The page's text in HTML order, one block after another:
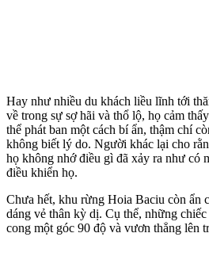
Hay như nhiều du khách liều lĩnh tới
về trong sự sợ hãi và thổ lộ, họ cảm
th‌ể phát ban một cách bí ẩn, thậm chí
không biết lý do. Người khác lại cho
họ không nhớ điều gì đã xảy ra như có
điều khiển họ.
Chưa hết, khu rừng Hoia Baciu còn ẩn
dáng vẻ thân kỳ dị. Cụ thể, những
cong một góc 90 độ và vươn thẳng lên